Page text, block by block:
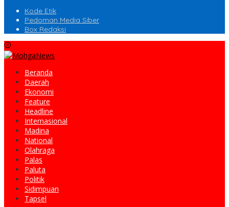
Kode Etik
Pedoman Media Siber
Box Redaksi
Beranda
Daerah
Ekonomi
Feature
Headline
Internasional
Madina
National
Olahraga
Palas
Paluta
Politik
Sidimpuan
Tapsel